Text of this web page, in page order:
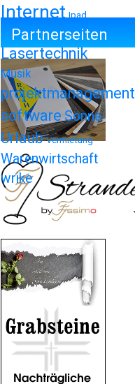
Internet Ipad
Iphone
Lasertechnik
Musik
projektmanagement
softwareSonne
Urlaub Vermietung
Warenwirtschaft
wrike
Partnerseiten